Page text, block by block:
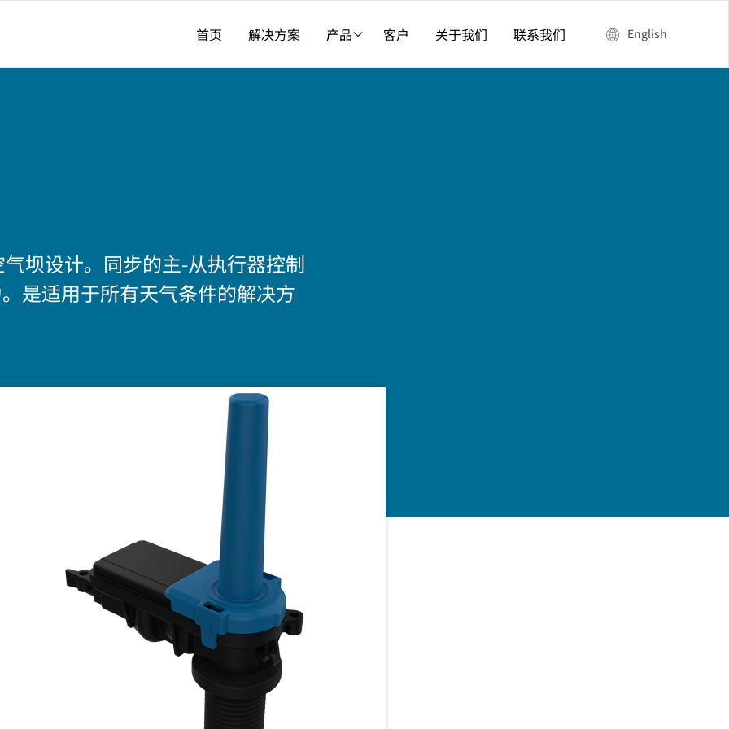
首页 解决方案 产品 客户 关于我们 联系我们 English
坝设计。同步的主-从执行器控制
是适用于所有天气条件的解决方